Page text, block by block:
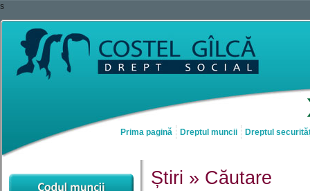
s
Prima pagină Dreptul muncii Dreptul
Știri » Căutare